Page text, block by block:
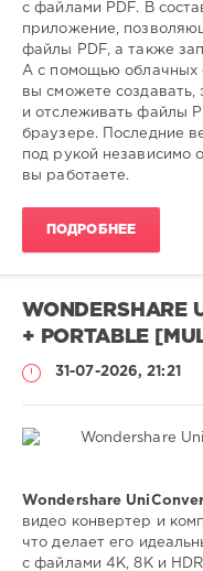
Показать все теги
SamDel
0
adobe
acrobat,
редактор,
pdf,
с файлами PDF. В
приложение,
файлы PDF, а также
А с помощью облачных
вы сможете создавать,
и отслеживать файлы
браузере. Последние
под рукой независимо
вы работаете.
ПОДРОБНЕЕ
WONDERSHARE
+ PORTABLE
31-07-2026, 21:21
Софт
SamDel
19
Wondershare
видео конвертер и
что делает его
с файлами 4K, 8K и